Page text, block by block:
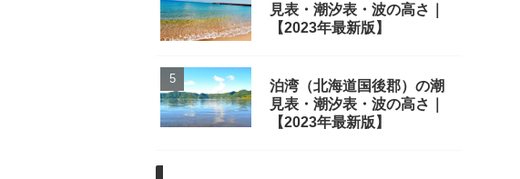
見表・潮汐表・波の高さ｜
【2023年最新版】
泊湾（北海道国後郡）の潮
見表・潮汐表・波の高さ｜
【2023年最新版】